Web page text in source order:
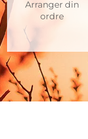
Arranger din
ordre